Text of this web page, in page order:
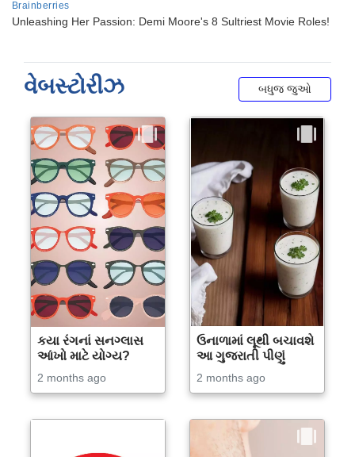
વેબસ્ટોરીઝ બધુજ જુઓ
કયા રંગનાં સનગ્લાસ
આંખો માટે યોગ્ય?
2 months ago
ઉનાળામાં લૂથી બચાવશે
આ ગુજરાતી પીણું
2 months ago